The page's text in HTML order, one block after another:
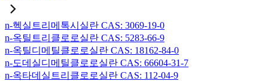
n-헥실트리메톡시실란 CAS: 3069-19-0
n-옥틸트리클로로실란 CAS: 5283-66-9
n-옥틸디메틸클로로실란 CAS: 18162-84-0
n-도데실디메틸클로로실란 CAS: 66604-31-7
n-옥타데실트리클로로실란 CAS: 112-04-9